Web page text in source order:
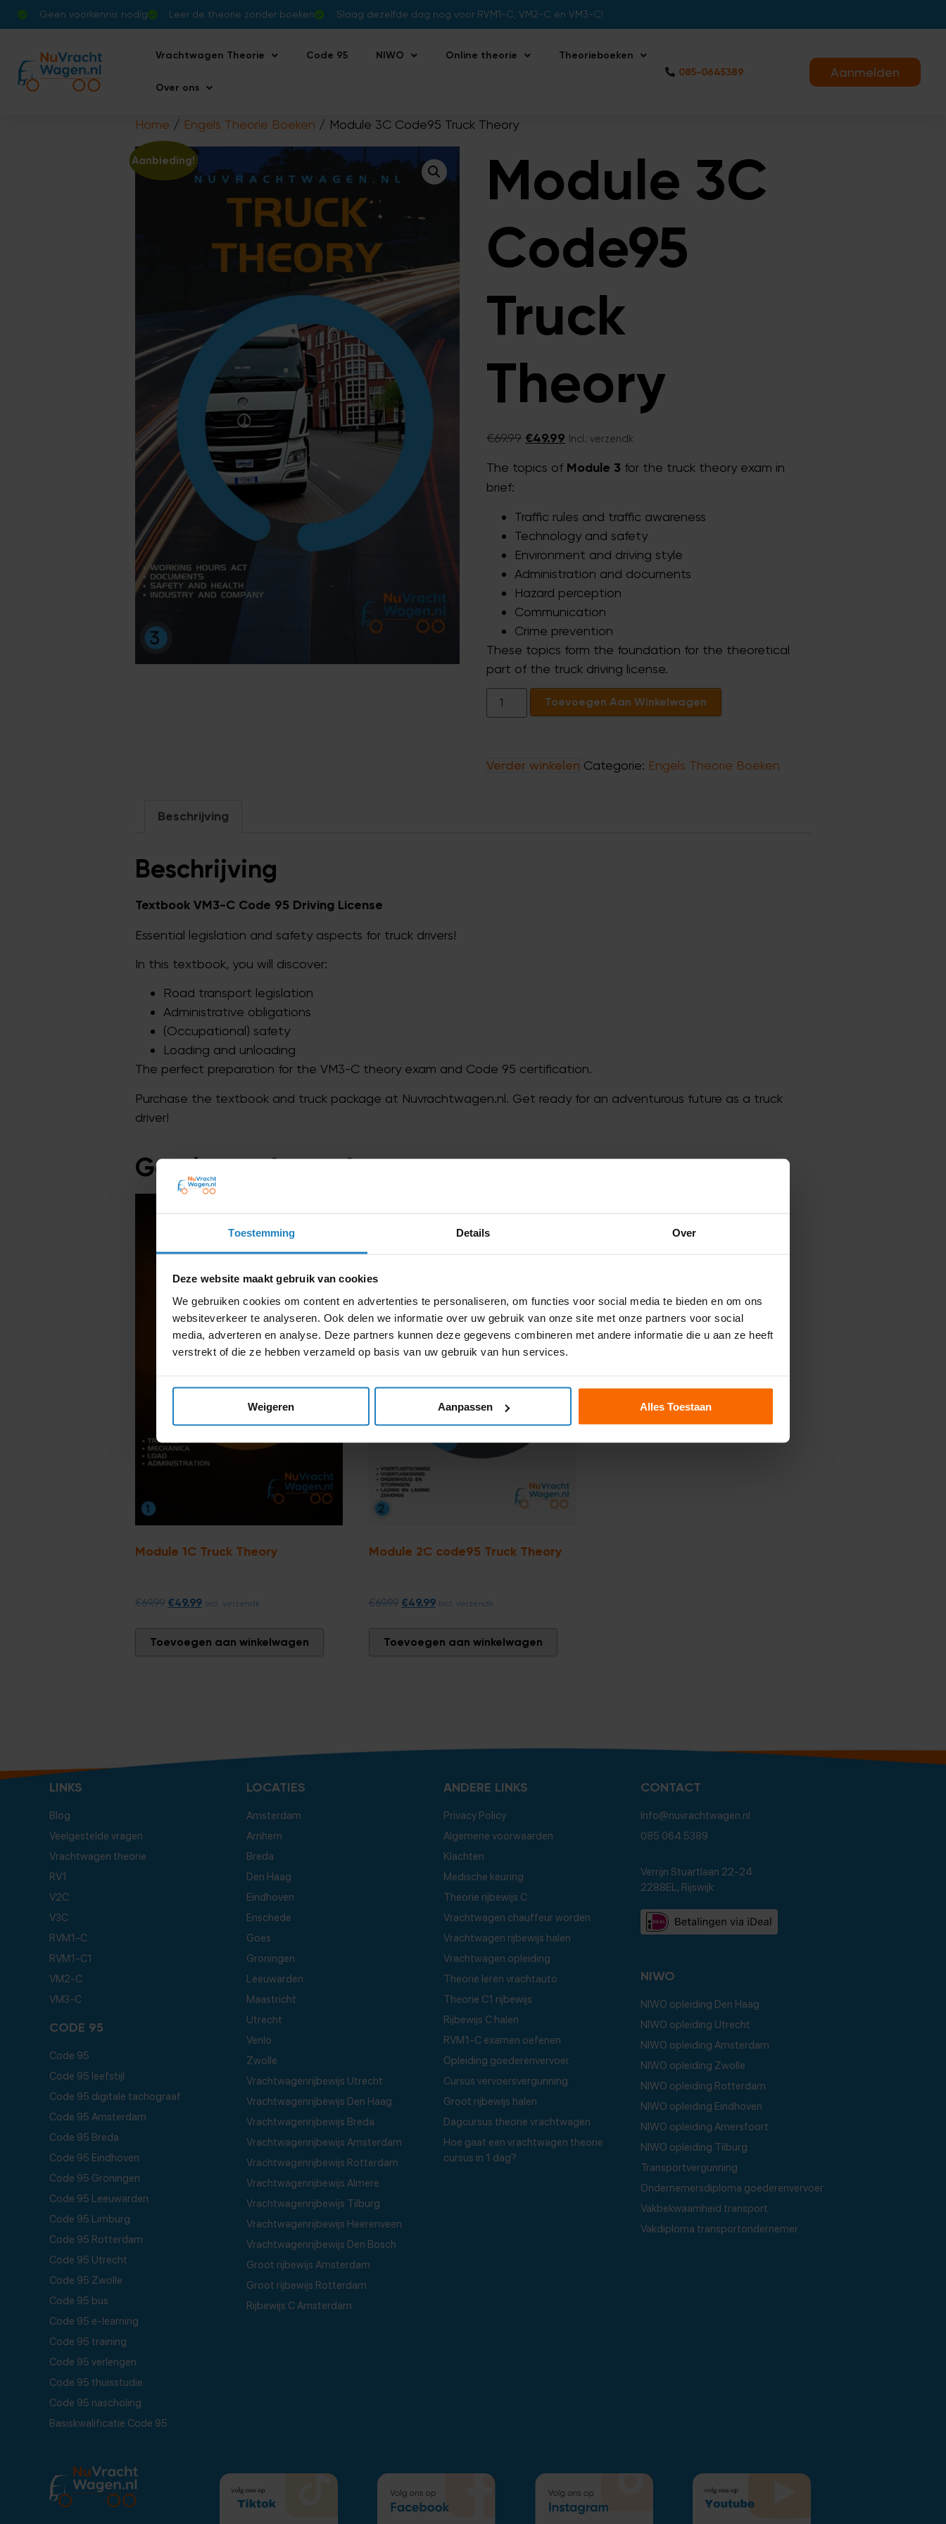
Toestemming Details Over
Deze website maakt gebruik van cookies
We gebruiken cookies om content en advertenties te personaliseren, om functies voor social media te bieden en om ons
websiteverkeer te analyseren. Ook delen we informatie over uw gebruik van onze site met onze partners voor social
media, adverteren en analyse. Deze partners kunnen deze gegevens combineren met andere informatie die u aan ze heeft
verstrekt of die ze hebben verzameld op basis van uw gebruik van hun services.
Weigeren Aanpassen Alles Toestaan
Geen voorkennis nodig Leer de theorie zonder boeken Slaag dezelfde dag nog voor RVM1-C, VM2-C en VM3-C!
Vrachtwagen Theorie Code 95 NIWO Online theorie Theorieboeken
Over ons
085-0645389 Aanmelden
Home / Engels Theorie Boeken / Module 3C Code95 Truck Theory
Aanbieding!
Module 3C
Code95
Truck
Theory
€69.99 €49.99 Incl. verzendk
The topics of Module 3 for the truck theory exam in
brief:
Traffic rules and traffic awareness
Technology and safety
Environment and driving style
Administration and documents
Hazard perception
Communication
Crime prevention
These topics form the foundation for the theoretical
part of the truck driving license.
Toevoegen Aan Winkelwagen
Verder winkelen Categorie: Engels Theorie Boeken
Beschrijving
Beschrijving
Textbook VM3-C Code 95 Driving License
Essential legislation and safety aspects for truck drivers!
In this textbook, you will discover:
Road transport legislation
Administrative obligations
(Occupational) safety
Loading and unloading
The perfect preparation for the VM3-C theory exam and Code 95 certification.
Purchase the textbook and truck package at Nuvrachtwagen.nl. Get ready for an adventurous future as a truck
driver!
Gerelateerde producten
Module 1C Truck Theory
€69.99 €49.99 Incl. verzendk
Toevoegen aan winkelwagen
Module 2C code95 Truck Theory
€69.99 €49.99 Incl. verzendk
Toevoegen aan winkelwagen
LINKS
Blog
Veelgestelde vragen
Vrachtwagen theorie
RV1
V2C
V3C
RVM1-C
RVM1-C1
VM2-C
VM3-C
CODE 95
Code 95
Code 95 leefstijl
Code 95 digitale tachograaf
Code 95 Amsterdam
Code 95 Breda
Code 95 Eindhoven
Code 95 Groningen
Code 95 Leeuwarden
Code 95 Limburg
Code 95 Rotterdam
Code 95 Utrecht
Code 95 Zwolle
Code 95 bus
Code 95 e-learning
Code 95 training
Code 95 verlengen
Code 95 thuisstudie
Code 95 nascholing
Basiskwalificatie Code 95
LOCATIES
Amsterdam
Arnhem
Breda
Den Haag
Eindhoven
Enschede
Goes
Groningen
Leeuwarden
Maastricht
Utrecht
Venlo
Zwolle
Vrachtwagenrijbewijs Utrecht
Vrachtwagenrijbewijs Den Haag
Vrachtwagenrijbewijs Breda
Vrachtwagenrijbewijs Amsterdam
Vrachtwagenrijbewijs Rotterdam
Vrachtwagenrijbewijs Almere
Vrachtwagenrijbewijs Tilburg
Vrachtwagenrijbewijs Heerenveen
Vrachtwagenrijbewijs Den Bosch
Groot rijbewijs Amsterdam
Groot rijbewijs Rotterdam
Rijbewijs C Amsterdam
ANDERE LINKS
Privacy Policy
Algemene voorwaarden
Klachten
Medische keuring
Theorie rijbewijs C
Vrachtwagen chauffeur worden
Vrachtwagen rijbewijs halen
Vrachtwagen opleiding
Theorie leren vrachtauto
Theorie C1 rijbewijs
Rijbewijs C halen
RVM1-C examen oefenen
Opleiding goederenvervoer
Cursus vervoersvergunning
Groot rijbewijs halen
Dagcursus theorie vrachtwagen
Hoe gaat een vrachtwagen theorie
cursus in 1 dag?
CONTACT
Info@nuvrachtwagen.nl
085 064 5389
Verrijn Stuartlaan 22-24
2288EL, Rijswijk
NIWO
NIWO opleiding Den Haag
NIWO opleiding Utrecht
NIWO opleiding Amsterdam
NIWO opleiding Zwolle
NIWO opleiding Rotterdam
NIWO opleiding Eindhoven
NIWO opleiding Amersfoort
NIWO opleiding Tilburg
Transportvergunning
Ondernemersdiploma goederenvervoer
Vakbekwaamheid transport
Vakdiploma transportondernemer